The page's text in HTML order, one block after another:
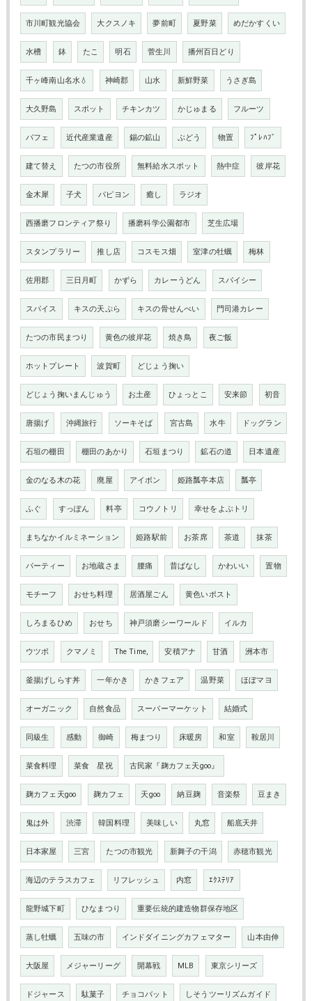
市川町観光協会 大クスノキ 夢前町 夏野菜 めだかすくい
水槽 鉢 たこ 明石 菅生川 播州百日どり
千ヶ峰南山名水💧 神崎郡 山水 新鮮野菜 うさぎ島
大久野島 スポット チキンカツ かじゅまる フルーツ
パフェ 近代産業遺産 錫の鉱山 ぶどう 物置 ﾌﾟﾚﾊﾌﾞ
建て替え たつの市役所 無料給水スポット 熱中症 彼岸花
金木犀 子犬 パピヨン 癒し ラジオ
西播磨フロンティア祭り 播磨科学公園都市 芝生広場
スタンプラリー 推し店 コスモス畑 室津の牡蠣 梅林
佐用郡 三日月町 かずら カレーうどん スパイシー
スパイス キスの天ぷら キスの骨せんべい 門司港カレー
たつの市民まつり 黄色の彼岸花 焼き鳥 夜ご飯
ホットプレート 波賀町 どじょう掬い
どじょう掬いまんじゅう お土産 ひょっとこ 安来節 初音
唐揚げ 沖縄旅行 ソーキそば 宮古島 水牛 ドッグラン
石垣の棚田 棚田のあかり 石垣まつり 鉱石の道 日本遺産
金のなる木の花 廃屋 アイボン 姫路瓢亭本店 瓢亭
ふぐ すっぽん 料亭 コウノトリ 幸せをよぶトリ
まちなかイルミネーション 姫路駅前 お茶席 茶道 抹茶
パーティー お地蔵さま 腰痛 昔ばなし かわいい 置物
モチーフ おせち料理 居酒屋ごん 黄色いポスト
しろまるひめ おせち 神戸須磨シーワールド イルカ
ウツボ クマノミ The Time, 安積アナ 甘酒 洲本市
釜揚げしらす丼 一年かき かきフェア 温野菜 ほぼマヨ
オーガニック 自然食品 スーパーマーケット 結婚式
同級生 感動 御崎 梅まつり 床暖房 和室 鞍居川
菜食料理 菜食 星祝 古民家『麹カフェ天goo』
麹カフェ天goo 麹カフェ 天goo 納豆麹 音楽祭 豆まき
鬼は外 渋滞 韓国料理 美味しい 丸窓 船底天井
日本家屋 三宮 たつの市観光 新舞子の干潟 赤穂市観光
海辺のテラスカフェ リフレッシュ 内窓 ｴｸｽﾃﾘｱ
龍野城下町 ひなまつり 重要伝統的建造物群保存地区
蒸し牡蠣 五味の市 インドダイニングカフェマター 山本由伸
大阪屋 メジャーリーグ 開幕戦 MLB 東京シリーズ
ドジャース 駄菓子 チョコバット しそうツーリズムガイド